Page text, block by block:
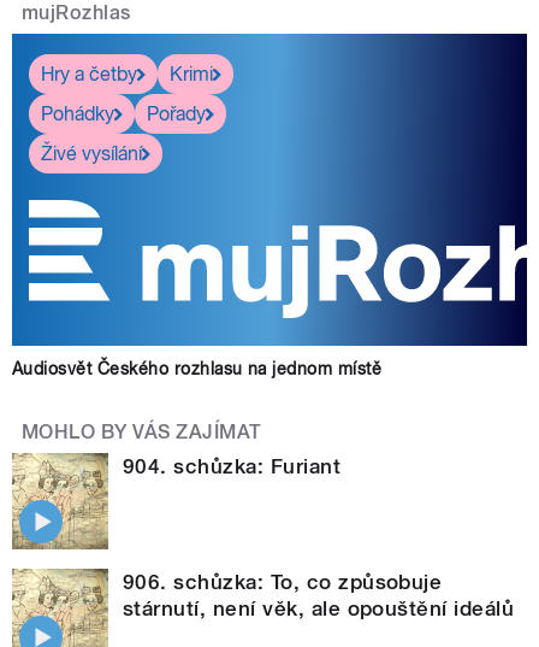
mujRozhlas
Hry a četby
Krimi
Pohádky
Pořady
Živé vysílání
Audiosvět Českého rozhlasu na jednom místě
MOHLO BY VÁS ZAJÍMAT
904. schůzka: Furiant
906. schůzka: To, co způsobuje
stárnutí, není věk, ale opouštění ideálů